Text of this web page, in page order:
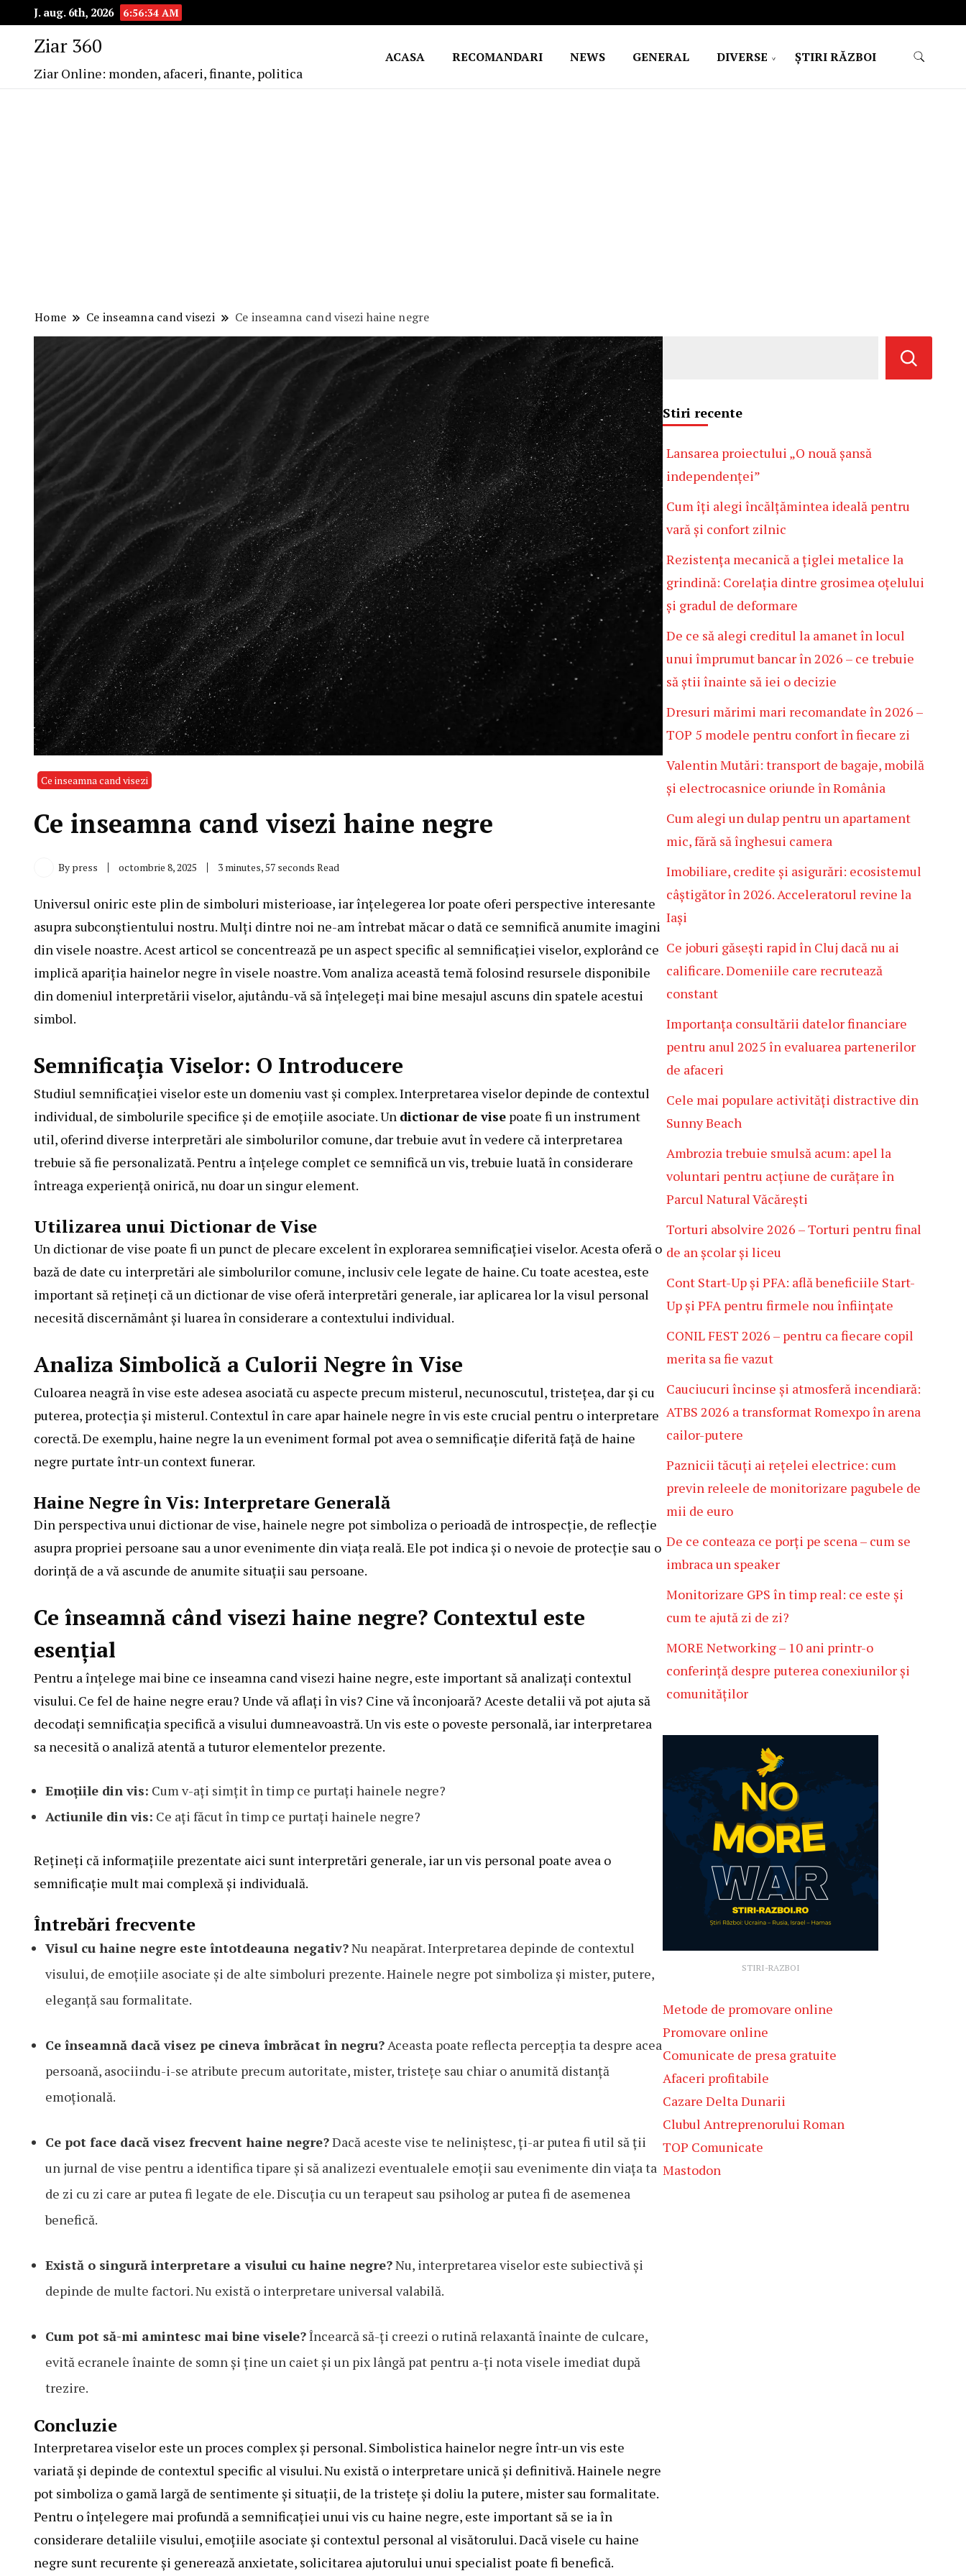
J. aug. 6th, 2026 6:56:35 AM
Ziar 360
Ziar Online: monden, afaceri, finante, politica
ACASA RECOMANDARI NEWS GENERAL DIVERSE ŞTIRI RĂZBOI
Home Ce inseamna cand visezi Ce inseamna cand visezi haine negre
Ce inseamna cand visezi
Ce inseamna cand visezi haine negre
By press octombrie 8, 2025 3 minutes, 57 seconds Read
Universul oniric este plin de simboluri misterioase, iar înțelegerea lor poate oferi perspective interesante
asupra subconștientului nostru. Mulți dintre noi ne-am întrebat măcar o dată ce semnifică anumite imagini
din visele noastre. Acest articol se concentrează pe un aspect specific al semnificației viselor, explorând ce
implică apariția hainelor negre în visele noastre. Vom analiza această temă folosind resursele disponibile
din domeniul interpretării viselor, ajutându-vă să înțelegeți mai bine mesajul ascuns din spatele acestui
simbol.
Semnificația Viselor: O Introducere
Studiul semnificației viselor este un domeniu vast și complex. Interpretarea viselor depinde de contextul
individual, de simbolurile specifice și de emoțiile asociate. Un dictionar de vise poate fi un instrument
util, oferind diverse interpretări ale simbolurilor comune, dar trebuie avut în vedere că interpretarea
trebuie să fie personalizată. Pentru a înțelege complet ce semnifică un vis, trebuie luată în considerare
întreaga experiență onirică, nu doar un singur element.
Utilizarea unui Dictionar de Vise
Un dictionar de vise poate fi un punct de plecare excelent în explorarea semnificației viselor. Acesta oferă o
bază de date cu interpretări ale simbolurilor comune, inclusiv cele legate de haine. Cu toate acestea, este
important să rețineți că un dictionar de vise oferă interpretări generale, iar aplicarea lor la visul personal
necesită discernământ și luarea în considerare a contextului individual.
Analiza Simbolică a Culorii Negre în Vise
Culoarea neagră în vise este adesea asociată cu aspecte precum misterul, necunoscutul, tristețea, dar și cu
puterea, protecția și misterul. Contextul în care apar hainele negre în vis este crucial pentru o interpretare
corectă. De exemplu, haine negre la un eveniment formal pot avea o semnificație diferită față de haine
negre purtate într-un context funerar.
Haine Negre în Vis: Interpretare Generală
Din perspectiva unui dictionar de vise, hainele negre pot simboliza o perioadă de introspecție, de reflecție
asupra propriei persoane sau a unor evenimente din viața reală. Ele pot indica și o nevoie de protecție sau o
dorință de a vă ascunde de anumite situații sau persoane.
Ce înseamnă când visezi haine negre? Contextul este
esențial
Pentru a înțelege mai bine ce inseamna cand visezi haine negre, este important să analizați contextul
visului. Ce fel de haine negre erau? Unde vă aflați în vis? Cine vă înconjoară? Aceste detalii vă pot ajuta să
decodați semnificația specifică a visului dumneavoastră. Un vis este o poveste personală, iar interpretarea
sa necesită o analiză atentă a tuturor elementelor prezente.
Emoțiile din vis: Cum v-ați simțit în timp ce purtați hainele negre?
Actiunile din vis: Ce ați făcut în timp ce purtați hainele negre?
Rețineți că informațiile prezentate aici sunt interpretări generale, iar un vis personal poate avea o
semnificație mult mai complexă și individuală.
Întrebări frecvente
Visul cu haine negre este întotdeauna negativ?Nu neapărat. Interpretarea depinde de contextul
visului, de emoțiile asociate și de alte simboluri prezente. Hainele negre pot simboliza și mister, putere,
eleganță sau formalitate.
Ce înseamnă dacă visez pe cineva îmbrăcat în negru?Aceasta poate reflecta percepția ta despre acea
persoană, asociindu-i-se atribute precum autoritate, mister, tristețe sau chiar o anumită distanță
emoțională.
Ce pot face dacă visez frecvent haine negre?Dacă aceste vise te neliniștesc, ți-ar putea fi util să ții
un jurnal de vise pentru a identifica tipare și să analizezi eventualele emoții sau evenimente din viața ta
de zi cu zi care ar putea fi legate de ele. Discuția cu un terapeut sau psiholog ar putea fi de asemenea
benefică.
Există o singură interpretare a visului cu haine negre?Nu, interpretarea viselor este subiectivă și
depinde de multe factori. Nu există o interpretare universal valabilă.
Cum pot să-mi amintesc mai bine visele?Încearcă să-ți creezi o rutină relaxantă înainte de culcare,
evită ecranele înainte de somn și ține un caiet și un pix lângă pat pentru a-ți nota visele imediat după
trezire.
Concluzie
Interpretarea viselor este un proces complex și personal. Simbolistica hainelor negre într-un vis este
variată și depinde de contextul specific al visului. Nu există o interpretare unică și definitivă. Hainele negre
pot simboliza o gamă largă de sentimente și situații, de la tristețe și doliu la putere, mister sau formalitate.
Pentru o înțelegere mai profundă a semnificației unui vis cu haine negre, este important să se ia în
considerare detaliile visului, emoțiile asociate și contextul personal al visătorului. Dacă visele cu haine
negre sunt recurente și generează anxietate, solicitarea ajutorului unui specialist poate fi benefică.
Stiri recente
Lansarea proiectului „O nouă șansă
independenței”
Cum îți alegi încălțămintea ideală pentru
vară și confort zilnic
Rezistența mecanică a țiglei metalice la
grindină: Corelația dintre grosimea oțelului
și gradul de deformare
De ce să alegi creditul la amanet în locul
unui împrumut bancar în 2026 – ce trebuie
să știi înainte să iei o decizie
Dresuri mărimi mari recomandate în 2026 –
TOP 5 modele pentru confort în fiecare zi
Valentin Mutări: transport de bagaje, mobilă
și electrocasnice oriunde în România
Cum alegi un dulap pentru un apartament
mic, fără să înghesui camera
Imobiliare, credite și asigurări: ecosistemul
câștigător în 2026. Acceleratorul revine la
Iași
Ce joburi găsești rapid în Cluj dacă nu ai
calificare. Domeniile care recrutează
constant
Importanța consultării datelor financiare
pentru anul 2025 în evaluarea partenerilor
de afaceri
Cele mai populare activități distractive din
Sunny Beach
Ambrozia trebuie smulsă acum: apel la
voluntari pentru acțiune de curățare în
Parcul Natural Văcărești
Torturi absolvire 2026 – Torturi pentru final
de an școlar și liceu
Cont Start-Up și PFA: află beneficiile Start-
Up și PFA pentru firmele nou înființate
CONIL FEST 2026 – pentru ca fiecare copil
merita sa fie vazut
Cauciucuri încinse și atmosferă incendiară:
ATBS 2026 a transformat Romexpo în arena
cailor-putere
Paznicii tăcuți ai rețelei electrice: cum
previn releele de monitorizare pagubele de
mii de euro
De ce conteaza ce porți pe scena – cum se
imbraca un speaker
Monitorizare GPS în timp real: ce este și
cum te ajută zi de zi?
MORE Networking – 10 ani printr-o
conferință despre puterea conexiunilor și
comunităților
STIRI-RAZBOI
Metode de promovare online
Promovare online
Comunicate de presa gratuite
Afaceri profitabile
Cazare Delta Dunarii
Clubul Antreprenorului Roman
TOP Comunicate
Mastodon